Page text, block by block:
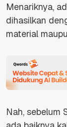
Menariknya,
dihasilkan
material
Nah, sebelum